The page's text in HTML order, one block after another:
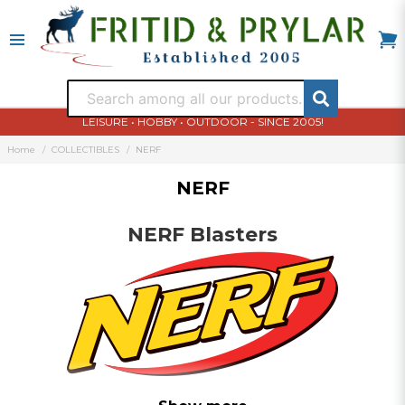
LEISURE • HOBBY • OUTDOOR - SINCE 2005!
Home COLLECTIBLES NERF
NERF
NERF Blasters